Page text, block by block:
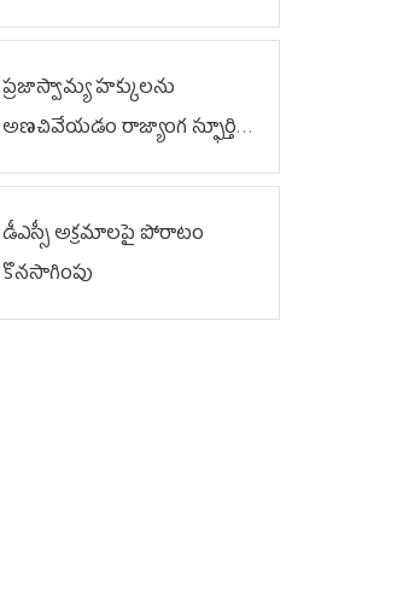
ప్రజాస్వామ్య హక్కులను
అణచివేయడం రాజ్యాంగ స్ఫూర్తికి
విరుద్ధం
డీఎస్సీ అక్రమాలపై పోరాటం
కొనసాగింపు